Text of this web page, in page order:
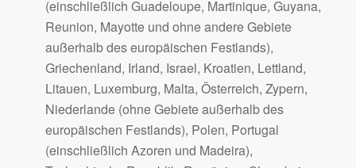
(einschließlich Guadeloupe, Martinique, Guyana,
Reunion, Mayotte und ohne andere Gebiete
außerhalb des europäischen Festlands),
Griechenland, Irland, Israel, Kroatien, Lettland,
Litauen, Luxemburg, Malta, Österreich, Zypern,
Niederlande (ohne Gebiete außerhalb des
europäischen Festlands), Polen, Portugal
(einschließlich Azoren und Madeira),